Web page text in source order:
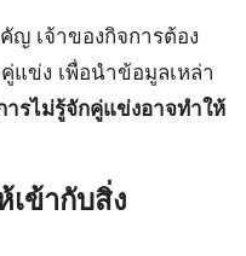
ญ เจ้าของกิจการต้อง
ข่ง เพื่อนำข้อมูลเหล่า
ารไม่รู้จักคู่แข่งอาจทำให้
ข้ากับสิ่ง